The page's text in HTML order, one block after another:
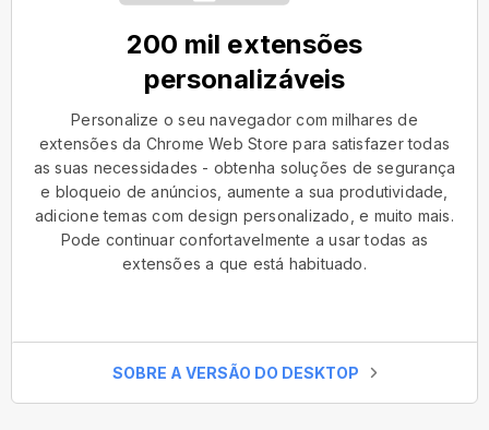
200 mil extensões
personalizáveis
Personalize o seu navegador com milhares de
extensões da Chrome Web Store para satisfazer todas
as suas necessidades - obtenha soluções de segurança
e bloqueio de anúncios, aumente a sua produtividade,
adicione temas com design personalizado, e muito mais.
Pode continuar confortavelmente a usar todas as
extensões a que está habituado.
SOBRE A VERSÃO DO DESKTOP